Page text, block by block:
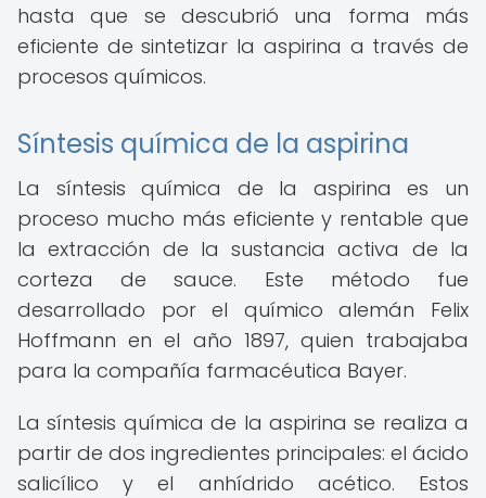
hasta que se descubrió una forma más
eficiente de sintetizar la aspirina a través de
procesos químicos.
Síntesis química de la aspirina
La síntesis química de la aspirina es un
proceso mucho más eficiente y rentable que
la extracción de la sustancia activa de la
corteza de sauce. Este método fue
desarrollado por el químico alemán Felix
Hoffmann en el año 1897, quien trabajaba
para la compañía farmacéutica Bayer.
La síntesis química de la aspirina se realiza a
partir de dos ingredientes principales: el ácido
salicílico y el anhídrido acético. Estos